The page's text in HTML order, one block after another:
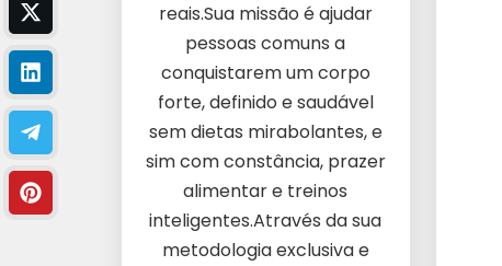
reais.Sua missão é ajudar
pessoas comuns a
conquistarem um corpo
forte, definido e saudável
sem dietas mirabolantes, e
sim com constância, prazer
alimentar e treinos
inteligentes.Através da sua
metodologia exclusiva e